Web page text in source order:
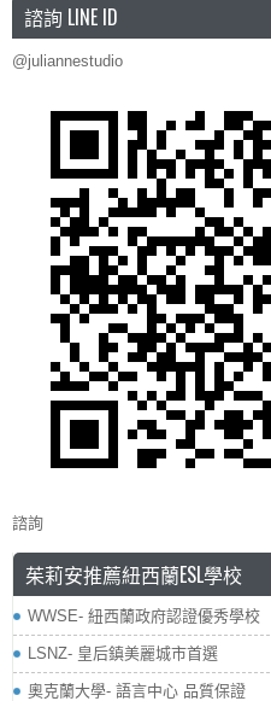
諮詢 LINE ID
@juliannestudio
諮詢
茱莉安推薦紐西蘭ESL學校
WWSE- 紐西蘭政府認證優秀學校
LSNZ- 皇后鎮美麗城市首選
奧克蘭大學- 語言中心 品質保證